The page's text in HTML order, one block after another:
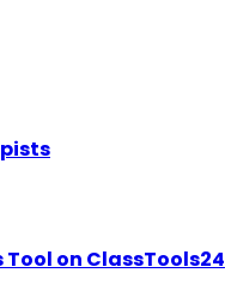
on ClassTools24